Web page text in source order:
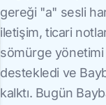
gereği "a" sesli
iletişim, ticari
sömürge
destekledi ve
kalktı. Bugün